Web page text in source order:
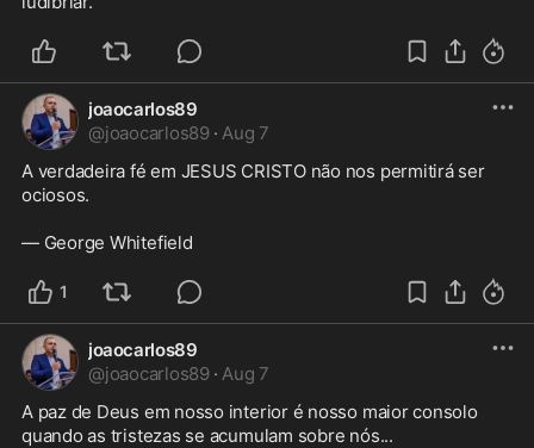
joaocarlos89
@joaocarlos89 · Aug 7
A verdadeira fé em JESUS CRISTO não nos permitirá ser
ociosos.
— George Whitefield
1
joaocarlos89
@joaocarlos89 · Aug 7
A paz de Deus em nosso interior é nosso maior consolo
quando as tristezas se acumulam sobre nós...